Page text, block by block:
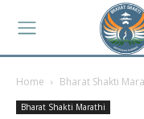
Home Bharat Shakti
Bharat Shakti Marathi